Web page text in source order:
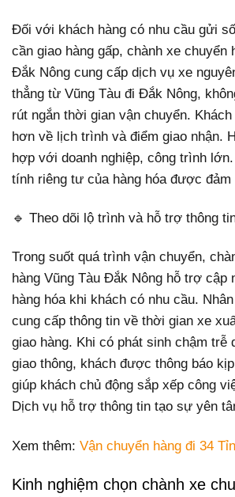
Đối với khách hàng có nhu cầu gửi
cần giao hàng gấp, chành xe chuyển
Đắk Nông cung cấp dịch vụ xe
thẳng từ Vũng Tàu đi Đắk Nông,
rút ngắn thời gian vận chuyển.
hơn về lịch trình và điểm giao nhận.
hợp với doanh nghiệp, công trình
tính riêng tư của hàng hóa được đảm
🔹 Theo dõi lộ trình và hỗ trợ thông
Trong suốt quá trình vận chuyển,
hàng Vũng Tàu Đắk Nông hỗ trợ cập
hàng hóa khi khách có nhu cầu.
cung cấp thông tin về thời gian xe
giao hàng. Khi có phát sinh chậm trễ
giao thông, khách được thông báo
giúp khách chủ động sắp xếp công
Dịch vụ hỗ trợ thông tin tạo sự yên
Xem thêm: Vận chuyển hàng đi 34
Kinh nghiệm chọn chành xe